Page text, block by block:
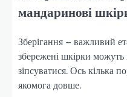
мандаринові
Зберігання – важливий
збережені шкірки
зіпсуватися. Ось кілька
якомога довше.